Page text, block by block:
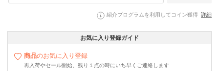
紹介プログラムを利用してコイン獲得 詳細
お気に入り登録ガイド
商品のお気に入り登録
再入荷やセール開始、残り１点の時にいち早くご連絡します